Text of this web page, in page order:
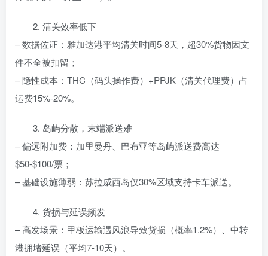
2. 清关效率低下
– 数据佐证：雅加达港平均清关时间5-8天，超30%货物因文
件不全被扣留；
– 隐性成本：THC（码头操作费）+PPJK（清关代理费）占
运费15%-20%。
3. 岛屿分散，末端派送难
– 偏远附加费：加里曼丹、巴布亚等岛屿派送费高达
$50-$100/票；
– 基础设施薄弱：苏拉威西岛仅30%区域支持卡车派送。
4. 货损与延误频发
– 高发场景：甲板运输遇风浪导致货损（概率1.2%）、中转
港拥堵延误（平均7-10天）。